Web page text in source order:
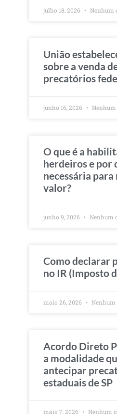
julho 18, 2026 Nenhum
União
sobre a venda
precatórios
junho 16, 2026
O que é a
herdeiros e por
necessária
valor?
junho 9, 2026 Nenhum
Como declarar
no IR (Imposto
maio 26, 2026 Nenhum
Acordo Direto
a modalidade
antecipar
estaduais de SP
maio 7, 2026 Nenhum